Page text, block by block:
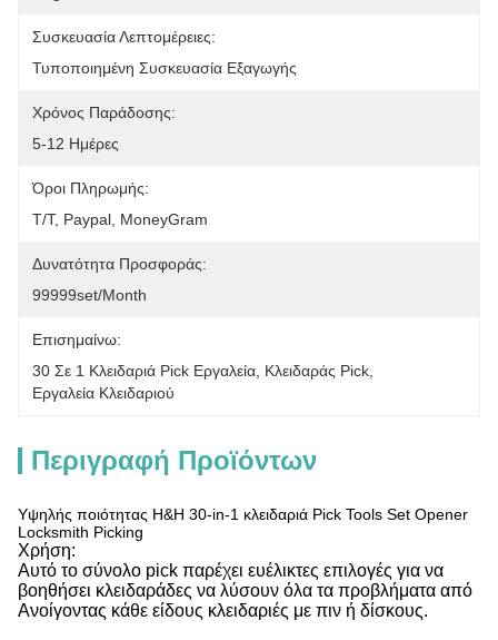
Συσκευασία Λεπτομέρειες:
Τυποποιημένη Συσκευασία Εξαγωγής
Χρόνος Παράδοσης:
5-12 Ημέρες
Όροι Πληρωμής:
T/T, Paypal, MoneyGram
Δυνατότητα Προσφοράς:
99999set/Month
Επισημαίνω:
30 Σε 1 Κλειδαριά Pick Εργαλεία Κλειδαράς Pick
Εργαλεία Κλειδαριού
Περιγραφή Προϊόντων
Υψηλής ποιότητας H&H 30-in-1 κλειδαριά Pick Tools Set Opener
Locksmith Picking
Χρήση:
Αυτό το σύνολο pick παρέχει ευέλικτες επιλογές για να
βοηθήσει κλειδαράδες να λύσουν όλα τα προβλήματα από
Ανοίγοντας κάθε είδους κλειδαριές με πιν ή δίσκους.